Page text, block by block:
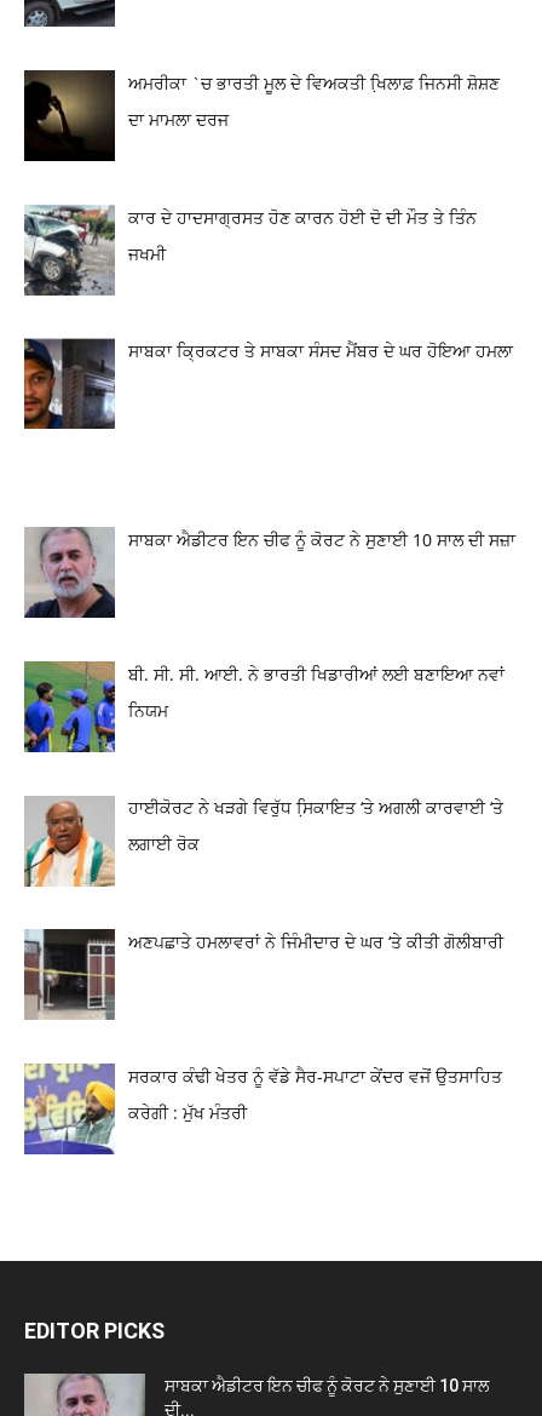
ਅਮਰੀਕਾ `ਚ ਭਾਰਤੀ ਮੂਲ ਦੇ ਵਿਅਕਤੀ ਖਿ਼ਲਾਫ਼ ਜਿਨਸੀ ਸ਼ੋਸ਼ਣ
ਦਾ ਮਾਮਲਾ ਦਰਜ
ਕਾਰ ਦੇ ਹਾਦਸਾਗ੍ਰਸਤ ਹੋਣ ਕਾਰਨ ਹੋਈ ਦੋ ਦੀ ਮੌਤ ਤੇ ਤਿੰਨ
ਜਖਮੀ
ਸਾਬਕਾ ਕ੍ਰਿਕਟਰ ਤੇ ਸਾਬਕਾ ਸੰਸਦ ਮੈਂਬਰ ਦੇ ਘਰ ਹੋਇਆ ਹਮਲਾ
ਸਾਬਕਾ ਐਡੀਟਰ ਇਨ ਚੀਫ ਨੂੰ ਕੋਰਟ ਨੇ ਸੁਣਾਈ 10 ਸਾਲ ਦੀ ਸਜ਼ਾ
ਬੀ. ਸੀ. ਸੀ. ਆਈ. ਨੇ ਭਾਰਤੀ ਖਿਡਾਰੀਆਂ ਲਈ ਬਣਾਇਆ ਨਵਾਂ
ਨਿਯਮ
ਹਾਈਕੋਰਟ ਨੇ ਖੜਗੇ ਵਿਰੁੱਧ ਸਿ਼ਕਾਇਤ ‘ਤੇ ਅਗਲੀ ਕਾਰਵਾਈ ‘ਤੇ
ਲਗਾਈ ਰੋਕ
ਅਣਪਛਾਤੇ ਹਮਲਾਵਰਾਂ ਨੇ ਜਿੰਮੀਦਾਰ ਦੇ ਘਰ ‘ਤੇ ਕੀਤੀ ਗੋਲੀਬਾਰੀ
ਸਰਕਾਰ ਕੰਢੀ ਖੇਤਰ ਨੂੰ ਵੱਡੇ ਸੈਰ-ਸਪਾਟਾ ਕੇਂਦਰ ਵਜੋਂ ਉਤਸਾਹਿਤ
ਕਰੇਗੀ : ਮੁੱਖ ਮੰਤਰੀ
EDITOR PICKS
ਸਾਬਕਾ ਐਡੀਟਰ ਇਨ ਚੀਫ ਨੂੰ ਕੋਰਟ ਨੇ ਸੁਣਾਈ 10 ਸਾਲ
ਦੀ...